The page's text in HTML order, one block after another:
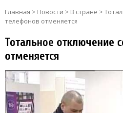
Главная > Новости > В стране >
телефонов отменяется
Тотальное отключение
отменяется